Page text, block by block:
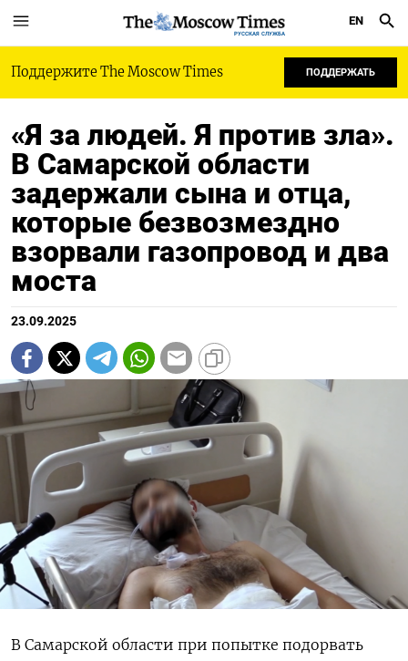
РУССКАЯ СЛУЖБА
EN
Поддержите The Moscow Times ПОДДЕРЖАТЬ
«Я за людей. Я против зла».
В Самарской области
задержали сына и отца,
которые безвозмездно
взорвали газопровод и два
моста
23.09.2025
В Самарской области при попытке подорвать